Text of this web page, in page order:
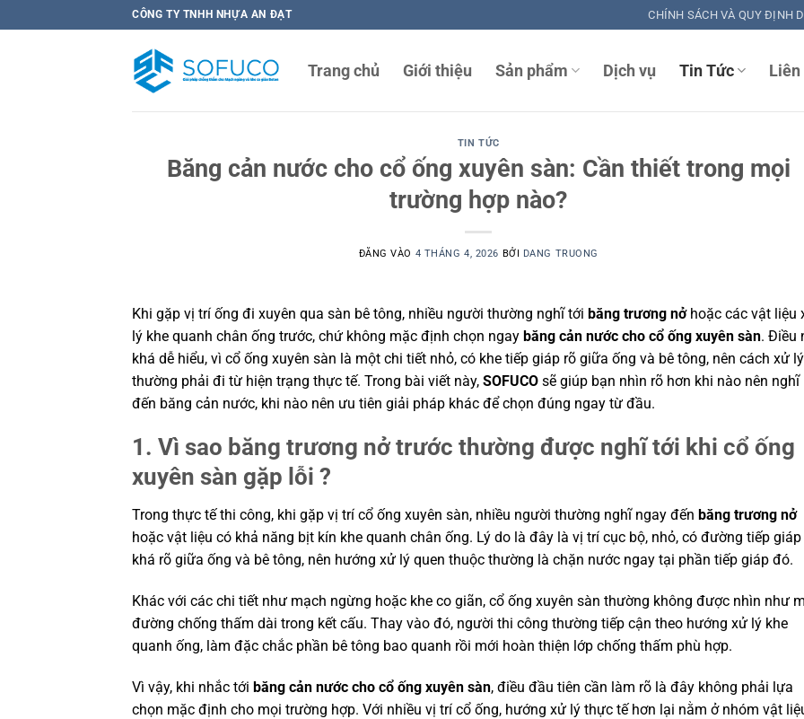
qua
CÔNG TY TNHH NHỰA AN ĐẠT CHÍNH SÁCH VÀ QUY ĐỊNH
Trang chủ Giới thiệu Sản phẩm Dịch vụ Tin Tức Liên
TIN TỨC
Băng cản nước cho cổ ống xuyên sàn: Cần thiết trong mọi
trường hợp nào?
ĐĂNG VÀO 4 THÁNG 4, 2026 BỞI DANG TRUONG
Khi gặp vị trí ống đi xuyên qua sàn bê tông, nhiều người thường nghĩ tới băng trương nởhoặc các vật liệu
lý khe quanh chân ống trước, chứ không mặc định chọn ngay băng cản nước cho cổ ống xuyên sàn. Điều
khá dễ hiểu, vì cổ ống xuyên sàn là một chi tiết nhỏ, có khe tiếp giáp rõ giữa ống và bê tông, nên cách xử lý
thường phải đi từ hiện trạng thực tế. Trong bài viết này, SOFUCO sẽ giúp bạn nhìn rõ hơn khi nào nên nghĩ
đến băng cản nước, khi nào nên ưu tiên giải pháp khác để chọn đúng ngay từ đầu.
1. Vì sao băng trương nở trước thường được nghĩ tới khi cổ ống
xuyên sàn gặp lỗi ?
Trong thực tế thi công, khi gặp vị trí cổ ống xuyên sàn, nhiều người thường nghĩ ngay đến băng trương nở
hoặc vật liệu có khả năng bịt kín khe quanh chân ống. Lý do là đây là vị trí cục bộ, nhỏ, có đường tiếp giáp
khá rõ giữa ống và bê tông, nên hướng xử lý quen thuộc thường là chặn nước ngay tại phần tiếp giáp đó.
Khác với các chi tiết như mạch ngừng hoặc khe co giãn, cổ ống xuyên sàn thường không được nhìn như
đường chống thấm dài trong kết cấu. Thay vào đó, người thi công thường tiếp cận theo hướng xử lý khe
quanh ống, làm đặc chắc phần bê tông bao quanh rồi mới hoàn thiện lớp chống thấm phù hợp.
Vì vậy, khi nhắc tới băng cản nước cho cổ ống xuyên sàn, điều đầu tiên cần làm rõ là đây không phải lựa
chọn mặc định cho mọi trường hợp. Với nhiều vị trí cổ ống, hướng xử lý thực tế hơn lại nằm ở nhóm vật